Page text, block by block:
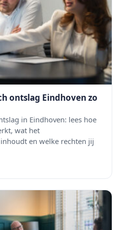
ontslag Eindhoven zo
in Eindhoven: lees hoe
wat het
en welke rechten jij